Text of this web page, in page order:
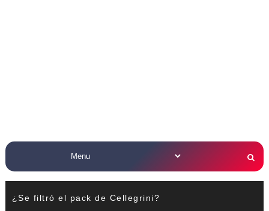
¿Se filtró el pack de Cellegrini?